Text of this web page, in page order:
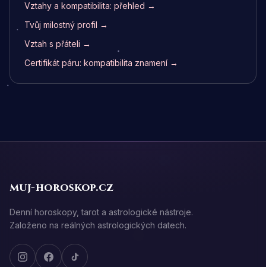
Vztahy a kompatibilita: přehled →
Tvůj milostný profil →
Vztah s přáteli →
Certifikát páru: kompatibilita znamení →
muj-horoskop.cz
Denní horoskopy, tarot a astrologické nástroje.
Založeno na reálných astrologických datech.